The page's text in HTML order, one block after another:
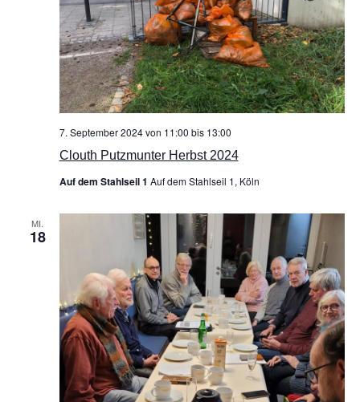
Clouth Putzmunter Herbst 2024
7. September 2024 von 11:00 bis 13:00
Auf dem Stahlseil 1 Auf dem Stahlseil 1, Köln
MI.
18